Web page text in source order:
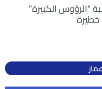
“الرؤوس الكبيرة”